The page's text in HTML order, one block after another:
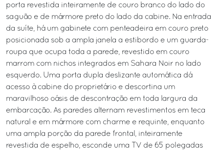
porta revestida inteiramente de couro branco do lado do
saguão e de mármore preto do lado da cabine. Na entrada
da suíte, há um gabinete com penteadeira em couro preto
posicionada sob a ampla janela a estibordo e um guarda-
roupa que ocupa toda a parede, revestido em couro
marrom com nichos integrados em Sahara Noir no lado
esquerdo. Uma porta dupla deslizante automática dá
acesso à cabine do proprietário e descortina um
maravilhoso oásis de descontração em toda largura da
embarcação. As paredes alternam revestimentos em teca
natural e em mármore com charme e requinte, enquanto
uma ampla porção da parede frontal, inteiramente
revestida de espelho, esconde uma TV de 65 polegadas